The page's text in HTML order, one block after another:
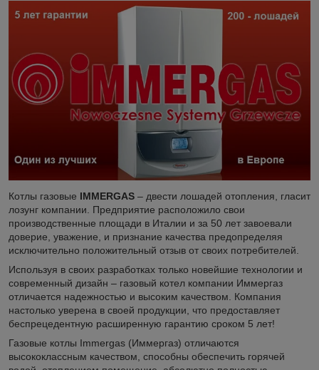
Котлы газовые IMMERGAS – двести лошадей отопления, гласит
лозунг компании. Предприятие расположило свои
производственные площади в Италии и за 50 лет завоевали
доверие, уважение, и признание качества предопределяя
исключительно положительный отзыв от своих потребителей.
Используя в своих разработках только новейшие технологии и
современный дизайн – газовый котел компании Иммергаз
отличается надежностью и высоким качеством. Компания
настолько уверена в своей продукции, что предоставляет
беспрецедентную расширенную гарантию сроком 5 лет!
Газовые котлы Immergas (Иммергаз) отличаются
высококлассным качеством, способны обеспечить горячей